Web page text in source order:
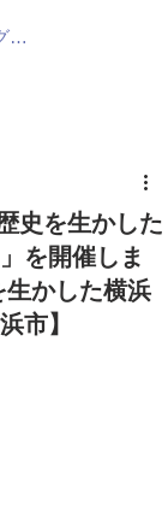
イン
史を生かした
を開催しま
かした横浜
市】